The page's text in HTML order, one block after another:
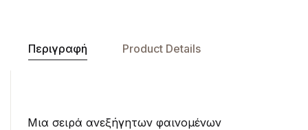
Περιγραφή Product Details
Μια σειρά ανεξήγητων φαινομένων